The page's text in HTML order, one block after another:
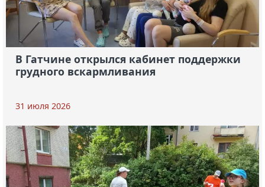
В Гатчине открылся кабинет поддержки
грудного вскармливания
31 июля 2026